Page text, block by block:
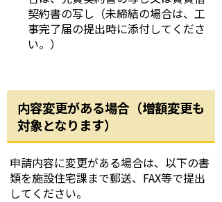
契約書の写し（未締結の場合は、工
事完了届の提出時に添付してくださ
い。）
内容変更がある場合（増額変更も
対象となります）
申請内容に変更がある場合は、以下の書
類を施設住宅課まで郵送、FAX等で提出
してください。